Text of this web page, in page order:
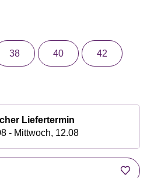
38 40 42
Liefertermin
- Mittwoch, 12.08